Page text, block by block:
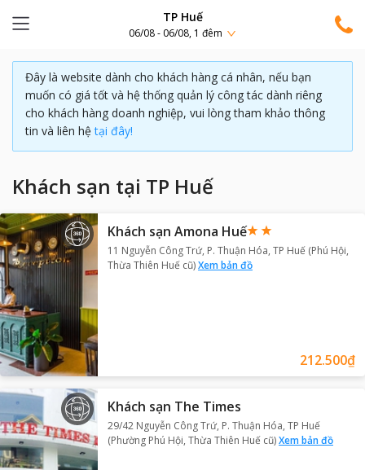
TP Huế
06/08 - 06/08, 1 đêm
Đây là website dành cho khách hàng cá nhân, nếu bạn
muốn có giá tốt và hệ thống quản lý công tác dành riêng
cho khách hàng doanh nghiệp, vui lòng tham khảo thông
tin và liên hệ tại đây!
Khách sạn tại TP Huế
Khách sạn Amona Huế
11 Nguyễn Công Trứ, P. Thuận Hóa, TP Huế (Phú Hội,
Thừa Thiên Huế cũ)Xem bản đồ
212.500₫
Khách sạn The Times
29/42 Nguyễn Công Trứ, P. Thuận Hóa, TP Huế
(Phường Phú Hội, Thừa Thiên Huế cũ)Xem bản đồ